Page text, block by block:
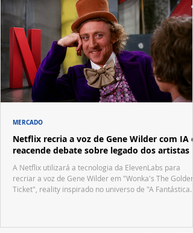
Netflix recria a voz de Gene Wilder com IA e
reacende debate sobre legado dos artistas
A Netflix utilizará a tecnologia da ElevenLabs para
recriar a voz de Gene Wilder em "Wonka's The Golden
Ticket", reality inspirado no universo de "A Fantástica
MERCADO